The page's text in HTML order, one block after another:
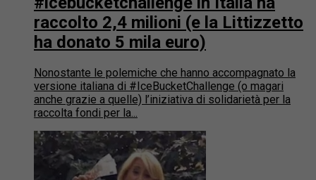
raccolto 2,4 milioni (e la Littizzetto
ha donato 5 mila euro)
Nonostante le polemiche che hanno accompagnato la
versione italiana di #IceBucketChallenge (o magari
anche grazie a quelle) l’iniziativa di solidarietà per la
raccolta fondi per la...